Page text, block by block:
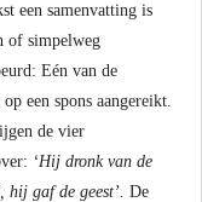
een samenvatting is
of simpelweg
Eén van de
een spons aangereikt.
de vier
‘Hij dronk van de
gaf de geest’. De